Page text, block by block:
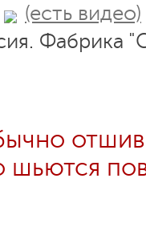
(есть видео)
Фабрика
шьются